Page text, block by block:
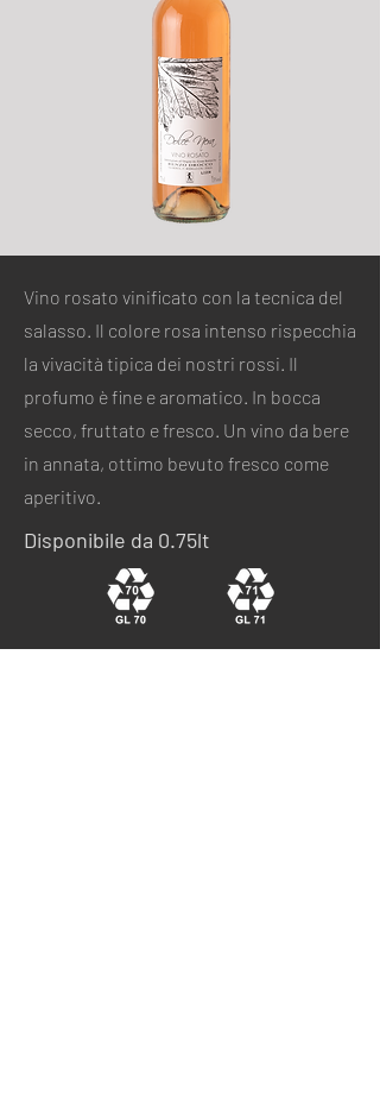
Vino rosato vinificato con la tecnica del
salasso. Il colore rosa intenso rispecchia
la vivacità tipica dei nostri rossi. Il
profumo è fine e aromatico. In bocca
secco, fruttato e fresco. Un vino da bere
in annata, ottimo bevuto fresco come
aperitivo.
Disponibile da 0.75lt